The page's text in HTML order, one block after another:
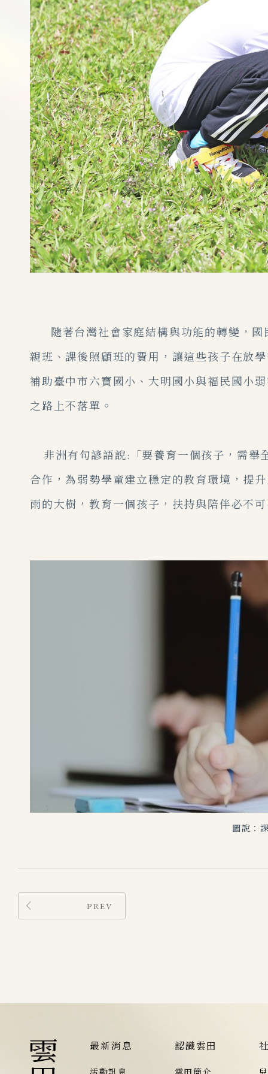
隨著台灣社會家庭結構與功能的轉變，國
親班、課後照顧班的費用，讓這些孩子在放
補助臺中市六寶國小、大明國小與福民國小
之路上不落單。
非洲有句諺語說:「要養育一個孩子，需舉
合作，為弱勢學童建立穩定的教育環境，提
雨的大樹，教育一個孩子，扶持與陪伴必不
圖說：
PREV
最新消息 認識雲田